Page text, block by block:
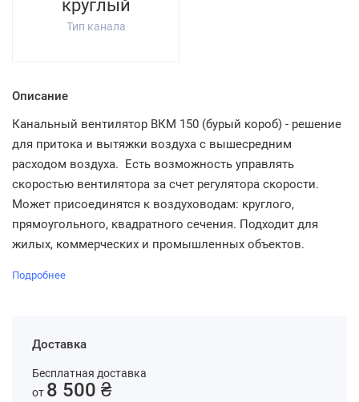
круглый
Тип канала
Описание
Канальный вентилятор ВКМ 150 (бурый короб) - решение
для притока и вытяжки воздуха с вышесредним
расходом воздуха. Есть возможность управлять
скоростью вентилятора за счет регулятора скорости.
Может присоединятся к воздуховодам: круглого,
прямоугольного, квадратного сечения. Подходит для
жилых, коммерческих и промышленных объектов.
Подробнее
Доставка
Бесплатная доставка
от 8 500 ₴